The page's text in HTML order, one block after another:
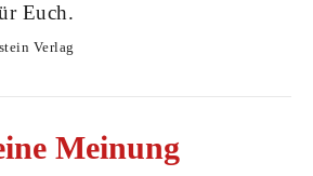
Euch.
Verlag
Meinung